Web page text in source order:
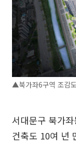
▲북가좌6구역 조감
서대문구 북가
건축도 10여 년